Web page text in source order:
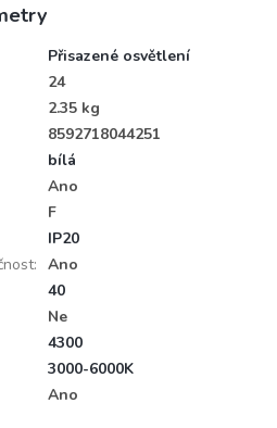
Přisazené osvětlení
24
2.35 kg
8592718044251
bílá
Ano
F
IP20
: Ano
40
Ne
4300
3000-6000K
Ano